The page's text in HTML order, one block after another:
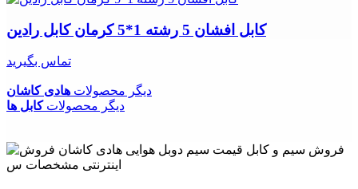
کابل افشان 5 رشته 1*5 کرمان کابل رادین
تماس بگیرید
دیگر محصولات هادی کاشان
دیگر محصولاتکابل ها